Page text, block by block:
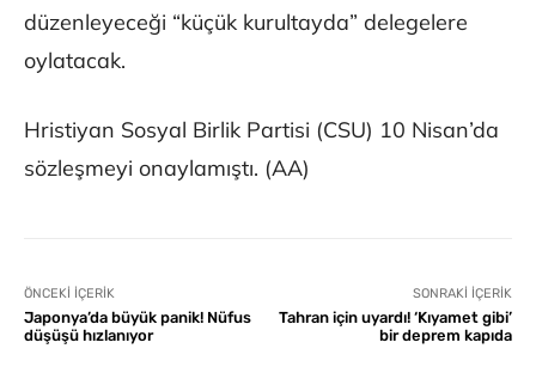
düzenleyeceği “küçük kurultayda” delegelere
oylatacak.
Hristiyan Sosyal Birlik Partisi (CSU) 10 Nisan’da
sözleşmeyi onaylamıştı. (AA)
ÖNCEKI İÇERIK
Japonya’da büyük panik! Nüfus
düşüşü hızlanıyor
SONRAKI İÇERIK
Tahran için uyardı! ‘Kıyamet gibi’
bir deprem kapıda